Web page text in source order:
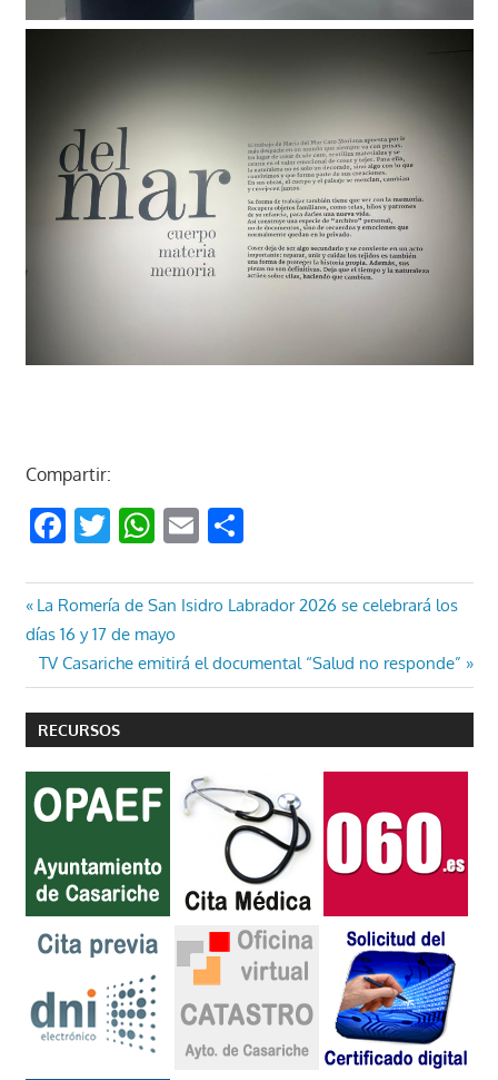
Compartir:
Facebook
Twitter
WhatsApp
EmailCompartir
Navegación
de
entradas
Entrada
anterior:
La Romería de San Isidro Labrador 2026 se celebrará los
días 16 y 17 de mayo
Entrada
siguiente:
TV Casariche emitirá el documental “Salud no responde”
RECURSOS